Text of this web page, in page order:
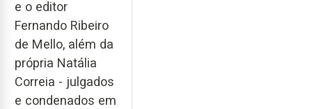
e o editor
Fernando Ribeiro
de Mello, além da
própria Natália
Correia - julgados
e condenados em